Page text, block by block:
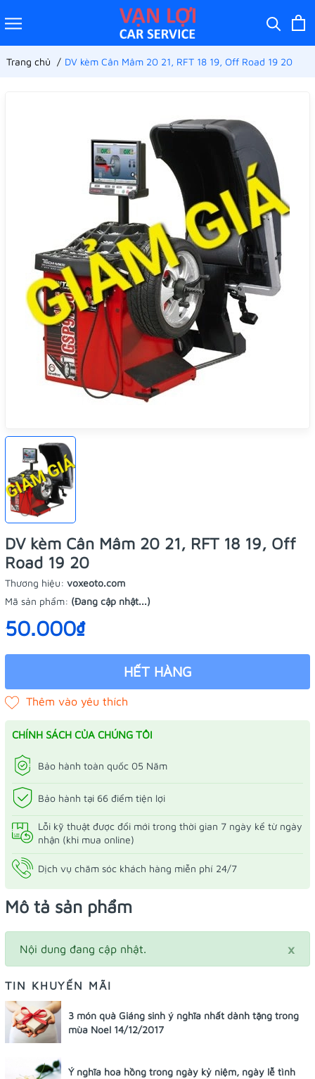
Trang chủ DV kèm Cân Mâm 20 21, RFT 18 19, Off Road 19 20
DV kèm Cân Mâm 20 21, RFT 18 19, Off
Road 19 20
Thương hiệu: voxeoto.com
Mã sản phẩm: (Đang cập nhật...)
50.000₫
HẾT HÀNG
CHÍNH SÁCH CỦA CHÚNG TÔI
Bảo hành toàn quốc 05 Năm
Bảo hành tại 66 điểm tiện lợi
Lỗi kỹ thuật được đổi mới trong thời gian 7 ngày kể từ ngày
nhận (khi mua online)
Dịch vụ chăm sóc khách hàng miễn phí 24/7
Mô tả sản phẩm
×
Nội dung đang cập nhật.
TIN KHUYẾN MÃI
3 món quà Giáng sinh ý nghĩa nhất dành tặng trong
mùa Noel 14/12/2017
Ý nghĩa hoa hồng trong ngày kỷ niệm, ngày lễ tình